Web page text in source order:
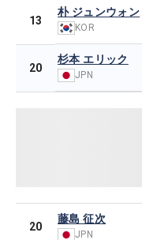
13
朴 ジュンウォン
KOR
20
杉本 エリック
JPN
20
藤島 征次
JPN